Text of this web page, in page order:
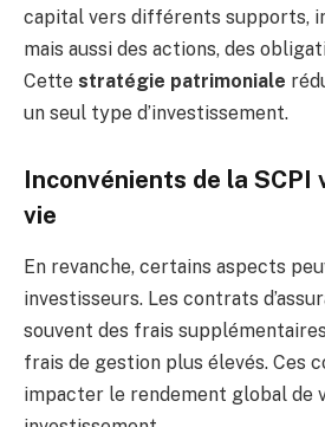
capital vers différents supports,
mais aussi des actions, des
Cette stratégie patrimoniale
un seul type d’investissement.
Inconvénients de la SCPI
vie
En revanche, certains aspects
investisseurs. Les contrats
souvent des frais
frais de gestion plus élevés. Ces
impacter le rendement global de